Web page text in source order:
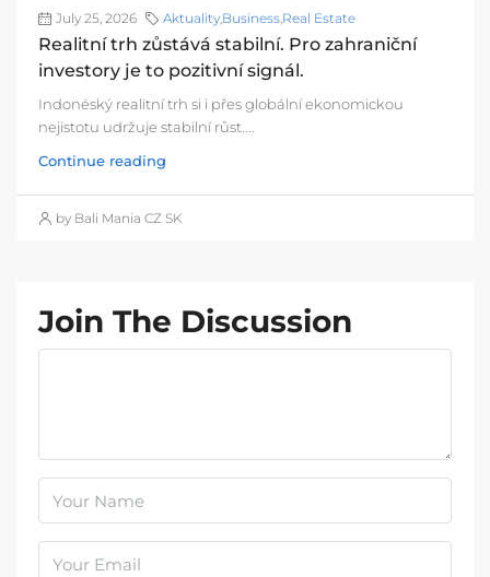
July 25, 2026 Aktuality,Business,Real Estate
Realitní trh zůstává stabilní. Pro zahraniční
investory je to pozitivní signál.
Indonéský realitní trh si i přes globální ekonomickou
nejistotu udržuje stabilní růst....
Continue reading
by Bali Mania CZ SK
Join The Discussion